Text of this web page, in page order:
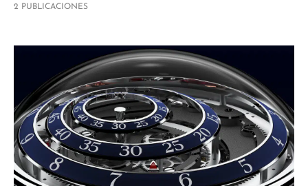
2 PUBLICACIONES